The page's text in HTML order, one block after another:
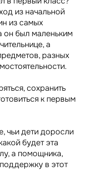
из начальной
из самых
он был маленьким
а
разных
сохранить
к первым
чьи дети доросли
будет эта
а помощника,
в этот